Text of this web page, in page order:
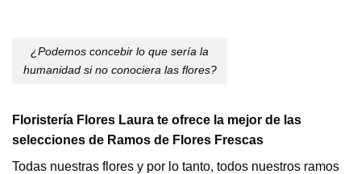
¿Podemos concebir lo que sería la
humanidad si no conociera las flores?
Floristería Flores Laura te ofrece la mejor de las
selecciones de Ramos de Flores Frescas
Todas nuestras flores y por lo tanto, todos nuestros ramos